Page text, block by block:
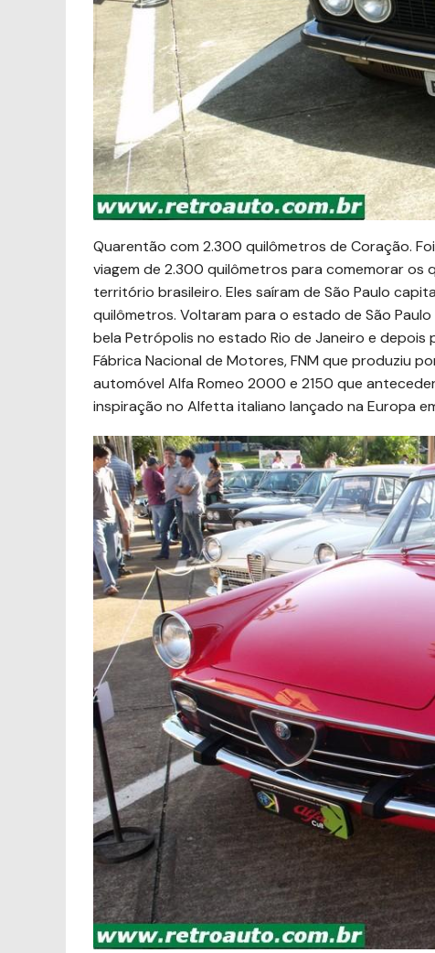
Quarentão com 2.300 quilômetros de Coração.
viagem de 2.300 quilômetros para comemorar os
território brasileiro. Eles saíram de São Paulo
quilômetros. Voltaram para o estado de São
bela Petrópolis no estado Rio de Janeiro e
Fábrica Nacional de Motores, FNM que produziu
automóvel Alfa Romeo 2000 e 2150 que
inspiração no Alfetta italiano lançado na Europa